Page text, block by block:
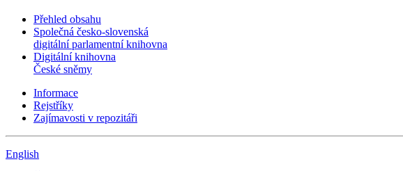
Přehled obsahu
Společná česko-slovenská
digitální parlamentní knihovna
Digitální knihovna
České sněmy
Informace
Rejstříky
Zajímavosti v repozitáři
English